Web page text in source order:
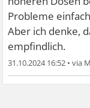
Probleme
Aber ich denke,
empfindlich.
31.10.2024 16:52 •